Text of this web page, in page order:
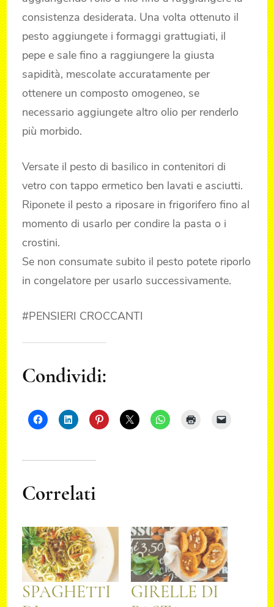
consistenza desiderata. Una volta ottenuto il
pesto aggiungete i formaggi grattugiati, il
pepe e sale fino a raggiungere la giusta
sapidità, mescolate accuratamente per
ottenere un composto omogeneo, se
necessario aggiungete altro olio per renderlo
più morbido.
Versate il pesto di basilico in contenitori di
vetro con tappo ermetico ben lavati e asciutti.
Riponete il pesto a riposare in frigorifero fino al
momento di usarlo per condire la pasta o i
crostini.
Se non consumate subito il pesto potete riporlo
in congelatore per usarlo successivamente.
#PENSIERI CROCCANTI
Condividi:
Correlati
SPAGHETTI
GIRELLE DI